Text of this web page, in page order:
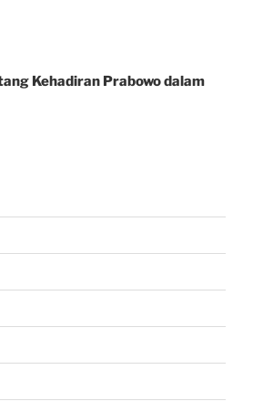
Kehadiran Prabowo dalam